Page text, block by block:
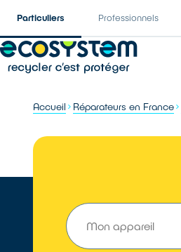
Particuliers Professionnels
Accueil Réparateurs en France